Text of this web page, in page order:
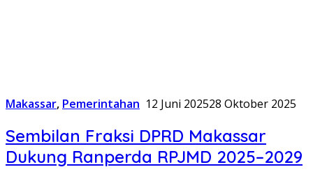
Makassar, Pemerintahan 12 Juni 202528 Oktober 2025
Sembilan Fraksi DPRD Makassar
Dukung Ranperda RPJMD 2025–2029